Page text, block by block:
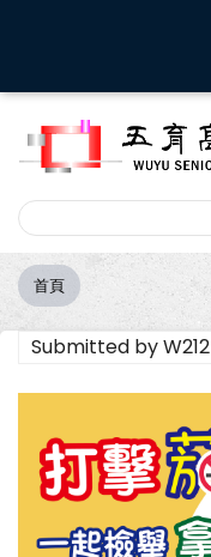
內
Search
Search
導
航
連
首頁
Submitted byW212